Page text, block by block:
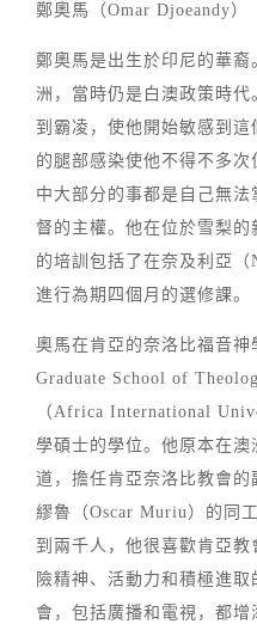
鄭奧馬（Omar Djoeandy）
鄭奧馬是出生於印尼的華
洲，當時仍是白澳政策時
到霸凌，使他開始敏感到
的腿部感染使他不得不多
中大部分的事都是自己無
督的主權。他在位於雪梨
的培訓包括了在奈及利亞
進行為期四個月的選修課。
奧馬在肯亞的奈洛比福音
Graduate School of
（Africa International
學碩士的學位。他原本在
道，擔任肯亞奈洛比教會的
繆魯（Oscar Muriu）的同
到兩千人，他很喜歡肯亞
險精神、活動力和積極進
會，包括廣播和電視，都增